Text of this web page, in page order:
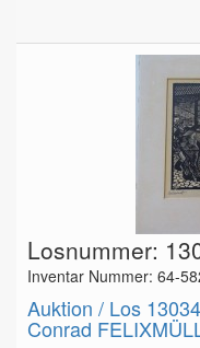
Losnummer:
Inventar Nummer: 64-
Auktion / Los 13034
Conrad